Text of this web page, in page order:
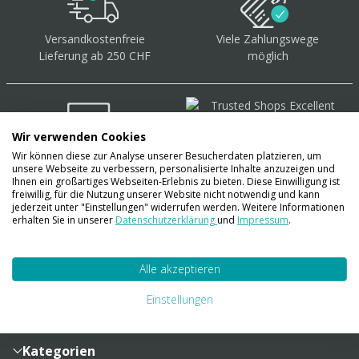
Versandkostenfreie
Lieferung ab 250 CHF
Viele Zahlungswege
möglich
Über 40.000 Artikel auf
Lager
Sendungsverfolgung
Zahlung und Versand
Lieferinformationen
Kategorien
Wir verwenden Cookies
Wir können diese zur Analyse unserer Besucherdaten platzieren, um
unsere Webseite zu verbessern, personalisierte Inhalte anzuzeigen und
Ihnen ein großartiges Webseiten-Erlebnis zu bieten. Diese Einwilligung ist
freiwillig, für die Nutzung unserer Website nicht notwendig und kann
jederzeit unter "Einstellungen" widerrufen werden. Weitere Informationen
erhalten Sie in unserer Datenschutzerklärungund Impressum.
Alle akzeptieren
Einstellungen